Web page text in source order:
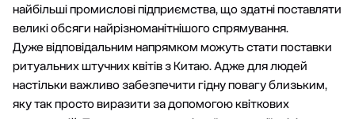
найбільші промислові підприємства, що здатні поставляти
великі обсяги найрізноманітнішого спрямування.
Дуже відповідальним напрямком можуть стати поставки
ритуальних штучних квітів з Китаю. Адже для людей
настільки важливо забезпечити гідну повагу близьким,
яку так просто виразити за допомогою квіткових